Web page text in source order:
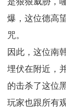
爆，这位德高
咒。
因此，这位南
埋伏在附近，
的击杀了这位
玩家也跟所有